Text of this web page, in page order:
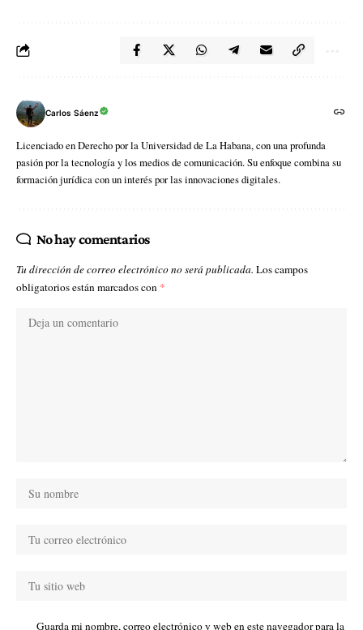
Carlos Sáenz
Licenciado en Derecho por la Universidad de La Habana, con una profunda
pasión por la tecnología y los medios de comunicación. Su enfoque combina su
formación jurídica con un interés por las innovaciones digitales.
No hay comentarios
Tu dirección de correo electrónico no será publicada. Los campos
obligatorios están marcados con *
Guarda mi nombre, correo electrónico y web en este navegador para la